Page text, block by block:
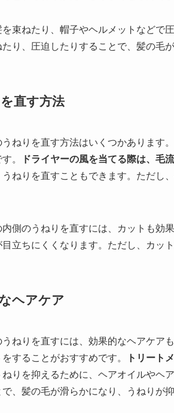
を束ねたり、帽子やヘルメットなどで
り、圧迫したりすることで、髪の毛
直す方法
ねりを直す方法はいくつかあります
。
ドライヤーの風を当てる際は、毛
うねりを直すこともできます。ただし
内側のうねりを直すには、カットも効
立ちにくくなります。ただし、カッ
ヘアケア
ねりを直すには、効果的なヘアケア
することがおすすめです。
トリート
ねりを抑えるために、ヘアオイルやヘ
、髪の毛が滑らかになり、うねりが抑